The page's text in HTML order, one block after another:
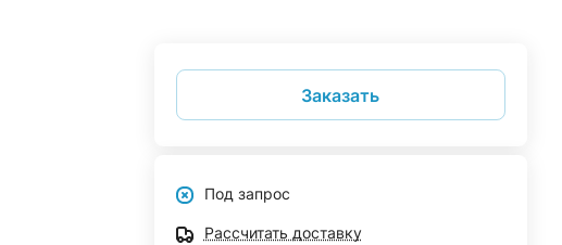
Заказать
Под запрос
Рассчитать доставку